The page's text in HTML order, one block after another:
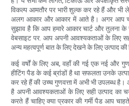
विकल्प आमतौर पर भारी शुल्क कर रहे हैं और भी
अलग आकार और आकार में आते है। अगर आप
सुझाव है कि आप हमारे आकार चार्ट और तुलना
वेबसाइट पर. आप अपनी आवश्यकताओं के लिए
अन्य महत्वपूर्ण बात के लिए देखने के लिए उत्पाद की
कई वर्षों के लिए अब, वहाँ की गई एक नई और
हीटिंग पैड के कई ब्रांडों है था सफलता उनके
कर रहे हैं की उच्च गुणवत्ता में अभी भी उपलब्ध
है अपनी आवश्यकताओं के लिए सही उत्पाद का
करते हैं चाहिए क्या प्रकार की गर्मी पैड आप